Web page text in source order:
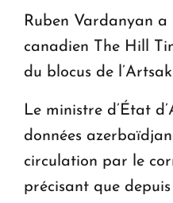
Ruben Vardanyan
canadien The Hill
du blocus de
Le ministre d’État
données
circulation par le
précisant que